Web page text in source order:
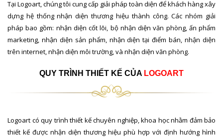
Tại Logoart, chúng tôi cung cấp giải pháp toàn diện để khách hàng xây
dựng hệ thống nhận diện thương hiệu thành công. Các nhóm giải
pháp bao gồm: nhận diện cốt lõi, bộ nhận diện văn phòng, ấn phẩm
marketing, nhận diện sản phẩm, nhận diện tại điểm bán, nhận diện
trên internet, nhận diện môi trường, và nhận diện văn phòng.
QUY TRÌNH THIẾT KẾ CỦA LOGOART
Logoart có quy trình thiết kế chuyên nghiệp, khoa học nhằm đảm bảo
thiết kế được nhận diện thương hiệu phù hợp với định hướng hình